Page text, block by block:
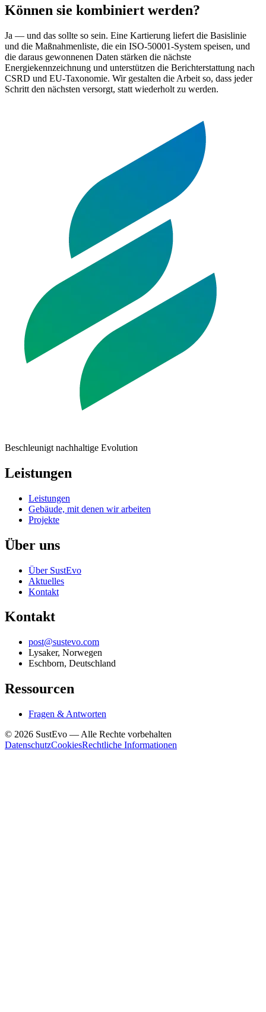
Können sie kombiniert werden?
Ja — und das sollte so sein. Eine Kartierung liefert die Basislinie
und die Maßnahmenliste, die ein ISO-50001-System speisen, und
die daraus gewonnenen Daten stärken die nächste
Energiekennzeichnung und unterstützen die Berichterstattung nach
CSRD und EU-Taxonomie. Wir gestalten die Arbeit so, dass jeder
Schritt den nächsten versorgt, statt wiederholt zu werden.
Beschleunigt nachhaltige Evolution
Leistungen
Leistungen
Gebäude, mit denen wir arbeiten
Projekte
Über uns
Über SustEvo
Aktuelles
Kontakt
Kontakt
post@sustevo.com
Lysaker, Norwegen
Eschborn, Deutschland
Ressourcen
Fragen & Antworten
© 2026 SustEvo — Alle Rechte vorbehalten
DatenschutzCookiesRechtliche Informationen